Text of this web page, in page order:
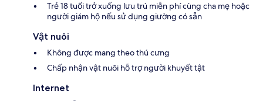
Trẻ 18 tuổi trở xuống lưu trú miễn phí cùng cha mẹ hoặc
người giám hộ nếu sử dụng giường có sẵn
Vật nuôi
Không được mang theo thú cưng
Chấp nhận vật nuôi hỗ trợ người khuyết tật
Internet